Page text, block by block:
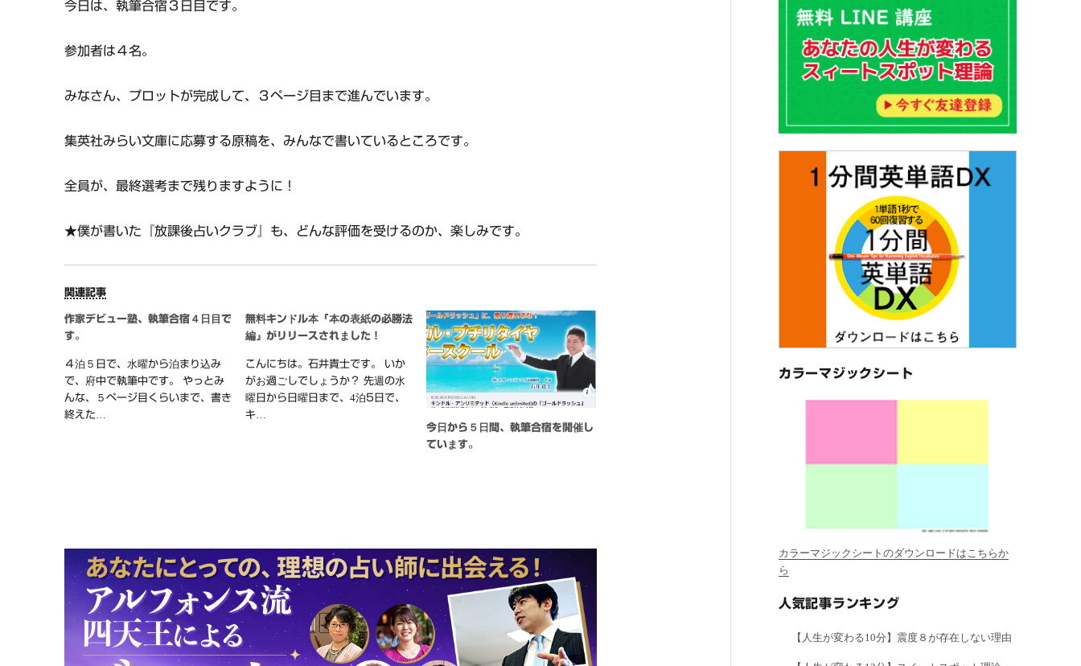
今日は、執筆合宿３日目です。
参加者は４名。
みなさん、プロットが完成して、３ページ目まで進んでいます。
集英社みらい文庫に応募する原稿を、みんなで書いているところです。
全員が、最終選考まで残りますように！
★僕が書いた『放課後占いクラブ』も、どんな評価を受けるのか、楽しみです。
関連記事
作家デビュー塾、執筆合宿４日目で
す。
４泊５日で、水曜から泊まり込み
で、府中で執筆中です。 やっとみ
んな、５ページ目くらいまで、書き
終えた…
無料キンドル本『本の表紙の必勝法
編』がリリースされました！
こんにちは。石井貴士です。 いか
がお過ごしでしょうか？ 先週の水
曜日から日曜日まで、4泊5日で、
キ…
今日から５日間、執筆合宿を開催し
ています。
カラーマジックシート
カラーマジックシートのダウンロードはこちらか
ら
人気記事ランキング
【人生が変わる10分】震度８が存在しない理由